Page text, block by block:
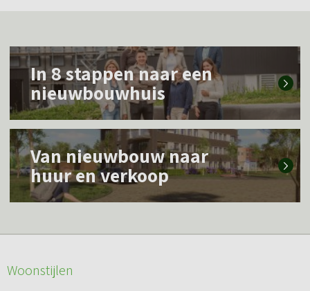
L
s
m
e
o
e
In 8 stappen naar een
nieuwbouwhuis
L
e
s
e
Van nieuwbouw naar
huur en verkoop
Woonstijlen